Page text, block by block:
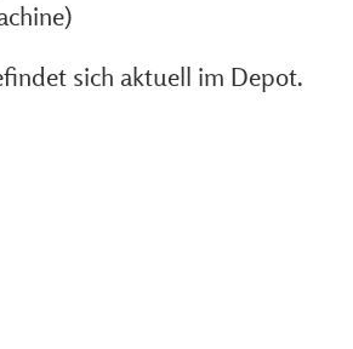
sich aktuell im Depot.